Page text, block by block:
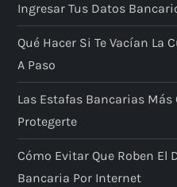
Ingresar Tus Datos
Qué Hacer Si Te Vacían La
A Paso
Las Estafas Bancarias
Protegerte
Cómo Evitar Que Roben El
Bancaria Por Internet